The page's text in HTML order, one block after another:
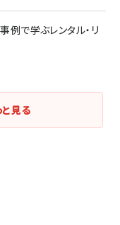
例で学ぶレンタル・リ
見る